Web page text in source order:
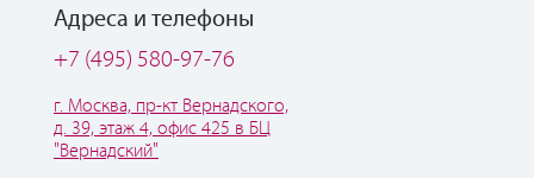
Адреса и телефоны
+7 (495) 580-97-76
г. Москва, пр-кт Вернадского,
д. 39, этаж 4, офис 425 в БЦ
"Вернадский"